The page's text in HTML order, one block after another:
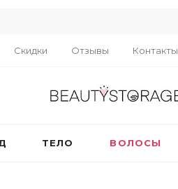
Скидки Отзывы Контакты
ТЕЛО ВОЛОСЫ